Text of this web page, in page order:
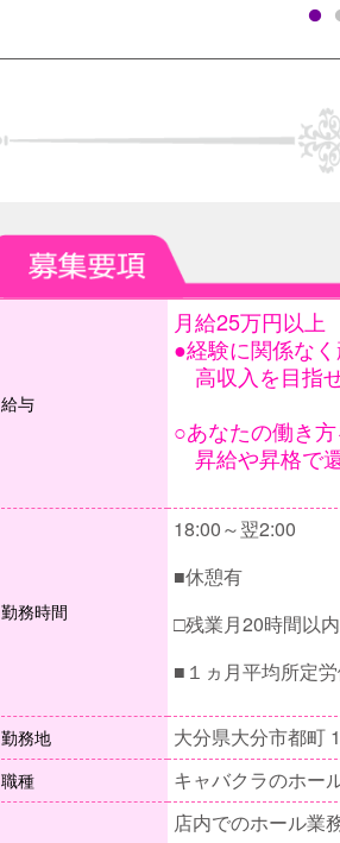
給与
月給25万円以上
●経験に関係な
高収入を目指せ
○あなたの働き
昇給や昇格で
勤務時間
18:00～翌2:00
■休憩有
□残業月20時間以内
■１ヵ月平均所定
勤務地 大分県大分市都町
職種 キャバクラのホー
店内でのホール業